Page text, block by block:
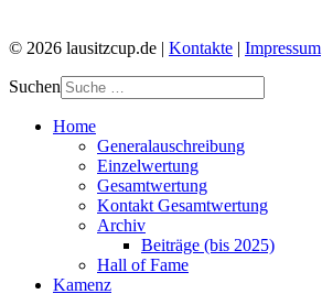
© 2026 lausitzcup.de | Kontakte | Impressum
Suchen
Home
Generalauschreibung
Einzelwertung
Gesamtwertung
Kontakt Gesamtwertung
Archiv
Beiträge (bis 2025)
Hall of Fame
Kamenz